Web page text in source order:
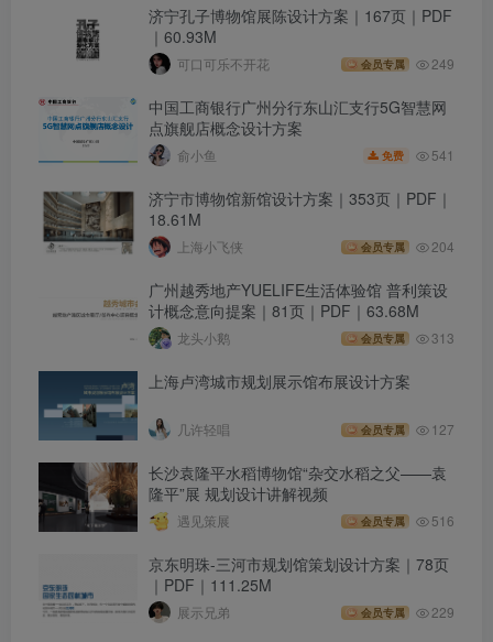
济宁孔子博物馆展陈设计方案｜167页｜PDF
｜60.93M
可口可乐不开花 会员专属 249
中国工商银行广州分行东山汇支行5G智慧网
点旗舰店概念设计方案
俞小鱼 免费 541
济宁市博物馆新馆设计方案｜353页｜PDF｜
18.61M
上海小飞侠 会员专属 204
广州越秀地产YUELIFE生活体验馆 普利策设
计概念意向提案｜81页｜PDF｜63.68M
龙头小鹅 会员专属 313
上海卢湾城市规划展示馆布展设计方案
几许轻唱 会员专属 127
长沙袁隆平水稻博物馆“杂交水稻之父——袁
隆平”展 规划设计讲解视频
遇见策展 会员专属 516
京东明珠-三河市规划馆策划设计方案｜78页
｜PDF｜111.25M
展示兄弟 会员专属 229